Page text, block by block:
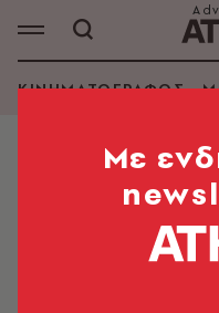
ΚΙΝΗΜΑΤΟΓΡΑΦΟΣ
ΛΑΜΠΡΟΣ
ΑΝΑΖΗΤΗΣΗ
Mε